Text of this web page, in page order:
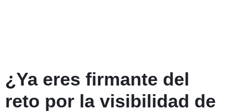
¿Ya eres firmante del
reto por la visibilidad de